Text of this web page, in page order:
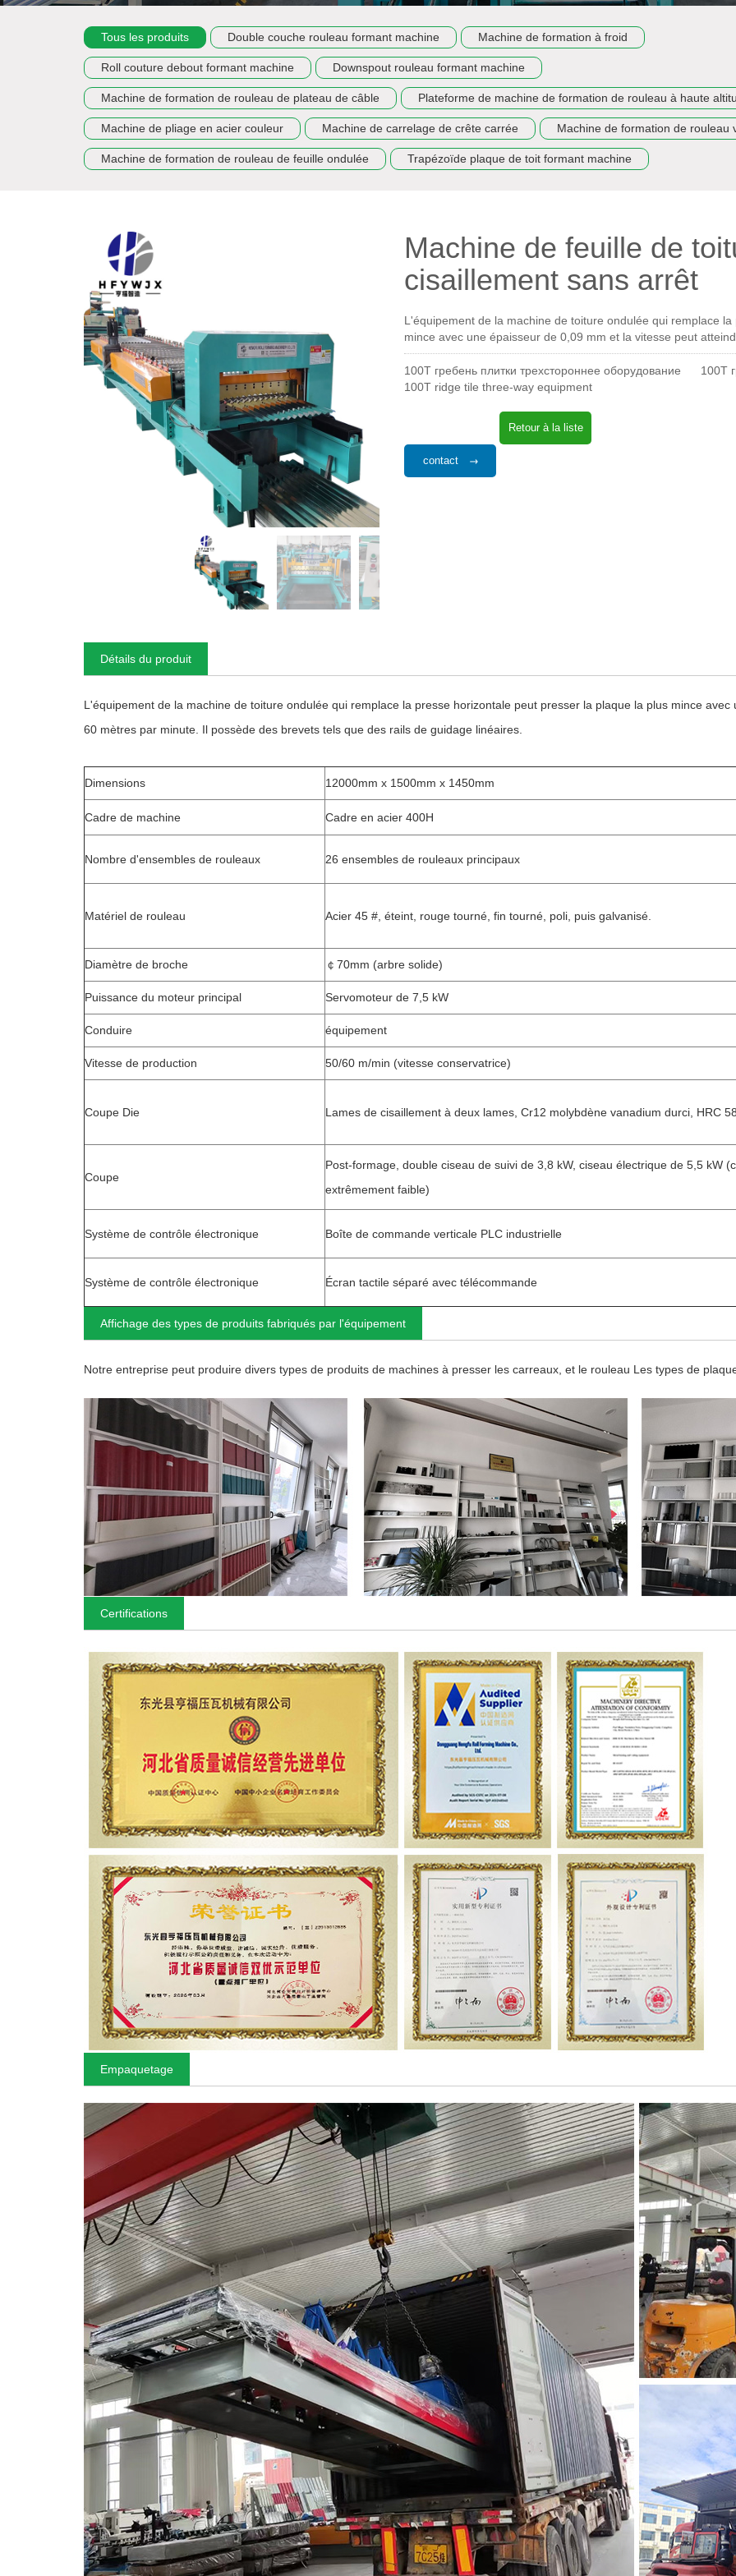
Tous les produits Double couche rouleau formant machine Machine de formation à froid
Roll couture debout formant machine Downspout rouleau formant machine
Machine de formation de rouleau de plateau de câble Plateforme de machine de formation de rouleau à haute
Machine de pliage en acier couleur Machine de carrelage de crête carrée Machine de formation de rouleau
Machine de formation de rouleau de feuille ondulée Trapézoïde plaque de toit formant machine
Machine de feuille de
cisaillement sans arrêt
L'équipement de la machine de toiture ondulée qui remplace
mince avec une épaisseur de 0,09 mm et la vitesse peut
100T гребень плитки трехстороннее оборудование
100T
100T ridge tile three-way equipment
contact
Retour à la liste
Détails du produit
L'équipement de la machine de toiture ondulée qui remplace la presse horizontale peut presser la plaque la plus mince
60 mètres par minute. Il possède des brevets tels que des rails de guidage linéaires.
Dimensions 12000mm x 1500mm x 1450mm
Cadre de machine Cadre en acier 400H
Nombre d'ensembles de rouleaux 26 ensembles de rouleaux principaux
Matériel de rouleau Acier 45 #, éteint, rouge tourné, fin tourné, poli, puis galvanisé.
Diamètre de broche ￠ 70mm (arbre solide)
Puissance du moteur principal Servomoteur de 7,5 kW
Conduire équipement
Vitesse de production 50/60 m/min (vitesse conservatrice)
Coupe Die Lames de cisaillement à deux lames, Cr12 molybdène vanadium durci, HRC
Coupe
Post-formage, double ciseau de suivi de 3,8 kW, ciseau électrique de 5,5 kW
extrêmement faible)
Système de contrôle électronique Boîte de commande verticale PLC industrielle
Système de contrôle électronique Écran tactile séparé avec télécommande
Affichage des types de produits fabriqués par l'équipement
Notre entreprise peut produire divers types de produits de machines à presser les carreaux, et le rouleau Les types de
Certifications
Empaquetage